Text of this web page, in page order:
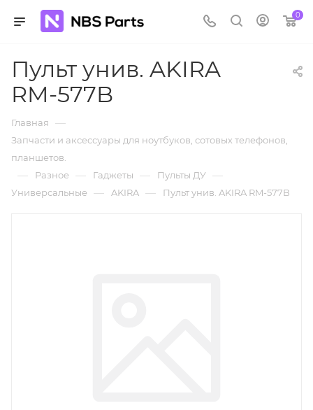
0
Пульт унив. AKIRA
RM-577B
Главная —
Запчасти и аксессуары для ноутбуков, сотовых телефонов,
планшетов.
— Разное — Гаджеты — Пульты ДУ —
Универсальные — AKIRA — Пульт унив. AKIRA RM-577B